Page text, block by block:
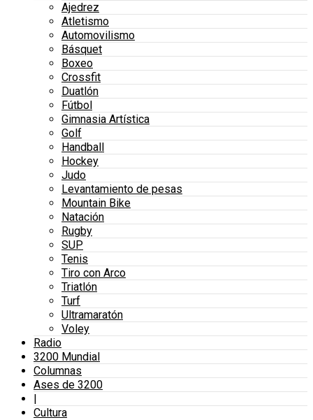
Ajedrez
Atletismo
Automovilismo
Básquet
Boxeo
Crossfit
Duatlón
Fútbol
Gimnasia Artística
Golf
Handball
Hockey
Judo
Levantamiento de pesas
Mountain Bike
Natación
Rugby
SUP
Tenis
Tiro con Arco
Triatlón
Turf
Ultramaratón
Voley
Radio
3200 Mundial
Columnas
Ases de 3200
|
Cultura